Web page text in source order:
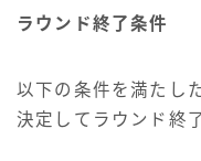
ラウンド終了条件
以下の条件を満たし
決定してラウンド終